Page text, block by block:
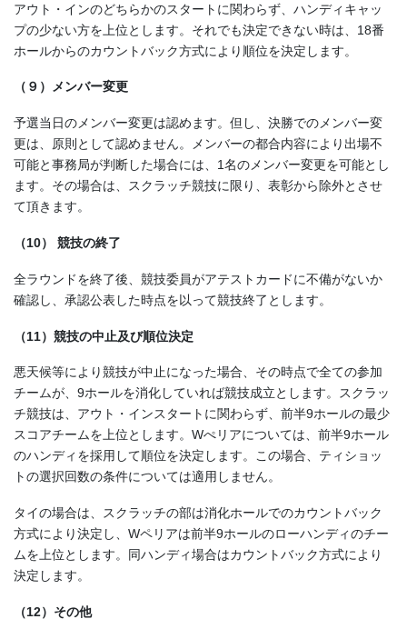
アウト・インのどちらかのスタートに関わらず、ハンディキャッ
プの少ない方を上位とします。それでも決定できない時は、18番
ホールからのカウントバック方式により順位を決定します。
（９）メンバー変更
予選当日のメンバー変更は認めます。但し、決勝でのメンバー変
更は、原則として認めません。メンバーの都合内容により出場不
可能と事務局が判断した場合には、1名のメンバー変更を可能とし
ます。その場合は、スクラッチ競技に限り、表彰から除外とさせ
て頂きます。
（10） 競技の終了
全ラウンドを終了後、競技委員がアテストカードに不備がないか
確認し、承認公表した時点を以って競技終了とします。
（11）競技の中止及び順位決定
悪天候等により競技が中止になった場合、その時点で全ての参加
チームが、9ホールを消化していれば競技成立とします。スクラッ
チ競技は、アウト・インスタートに関わらず、前半9ホールの最少
スコアチームを上位とします。Wぺリアについては、前半9ホール
のハンディを採用して順位を決定します。この場合、ティショッ
トの選択回数の条件については適用しません。
タイの場合は、スクラッチの部は消化ホールでのカウントバック
方式により決定し、Wペリアは前半9ホールのローハンディのチー
ムを上位とします。同ハンディ場合はカウントバック方式により
決定します。
（12）その他